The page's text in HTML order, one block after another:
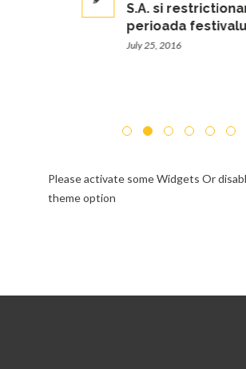
S.A. si restrictionari
perioada festivalului
July 25, 2016
Please activate some Widgets Or
theme option